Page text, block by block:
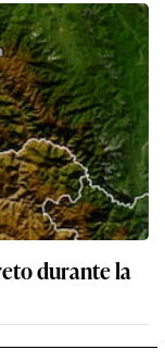
durante la